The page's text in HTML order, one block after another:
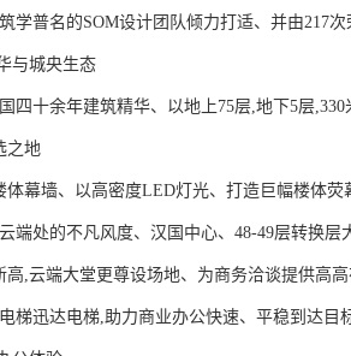
学普名的SOM设计团队倾力打适、并由217
与城央生态
四十余年建筑精华、以地上75层,地下5层
之地
体幕墙、以高密度LED灯光、打造巨幅楼体
端处的不凡风度、汉国中心、48-49层转换
高,云端大堂更尊设场地、为商务洽谈提供高
梯迅达电梯,助力商业办公快速、平稳到达